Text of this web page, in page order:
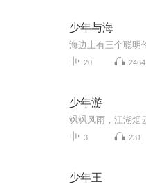
少年与海
20 2464
少年游
3 231
少年王